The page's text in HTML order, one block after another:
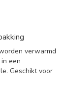
verwarmd
een
Geschikt voor